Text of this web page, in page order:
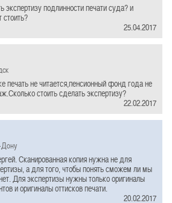
экспертизу подлинности печати суда? и
стоить?
25.04.2017
печать не читается,пенсионный фонд года не
стоить сделать экспертизу?
22.02.2017
Дону
Сканированная копия нужна не для
а для того, чтобы понять сможем ли мы
Для экспертизы нужны только оригиналы
и оригиналы оттисков печати.
20.02.2017